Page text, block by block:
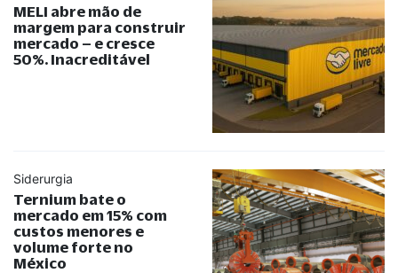
MELI abre mão de
margem para construir
mercado – e cresce
50%. Inacreditável
Siderurgia
Ternium bate o
mercado em 15% com
custos menores e
volume forte no
México